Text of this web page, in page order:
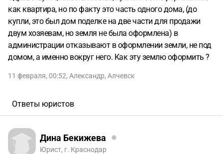
как квартира, но по факту это часть одного дома, (до
купли, это был дом поделке на две части для продажи
двум хозяевам, но земля не была оформлена) в
администрации отказывают в оформлении земли, не под
домом, а именно вокруг него. Как эту землю оформить ?
11 февраля, 00:52, Александр, Алчевск
Ответы юристов
Дина Бекижева
Юрист, г. Краснодар